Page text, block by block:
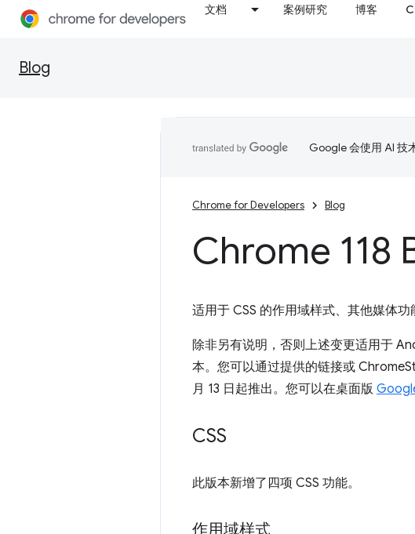
文档 案例研究 博客
Blog
Google 会使用 AI 技
Chrome for Developers Blog
Chrome 118
适用于 CSS 的作用域样式、其他媒体功
除非另有说明，否则上述变更适用于
本。您可以通过提供的链接或
月 13 日起推出。您可以在桌面版
CSS
此版本新增了四项 CSS 功能。
作用域样式